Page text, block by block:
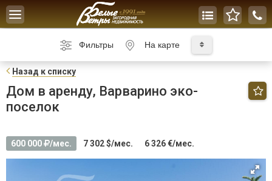
Toggle
navigation
Фильтры На карте
Назад к списку
Дом в аренду, Варварино эко-
поселок
600 000 /мес. 7 302 $/мес. 6 326 €/мес.